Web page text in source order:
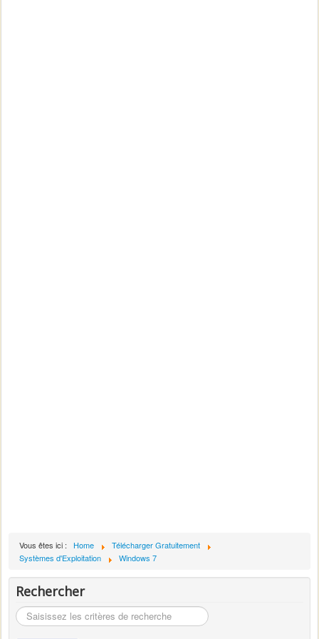
Vous êtes ici : Home
Télécharger Gratuitement
Systèmes d'Exploitation
Windows 7
Rechercher
Rechercher